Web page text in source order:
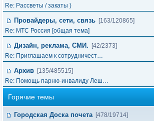
Re: Рассветы / закаты )
Провайдеры, сети, связь [163/120865]
Re: МТС Россия [общая тема]
Дизайн, реклама, СМИ.
[42/2373]
Re: Приглашаем к сотрудничест…
Архив [135/485515]
Re: Помощь парню-инвалиду Леш…
Горячие темы
Городская Доска почета [478/19714]